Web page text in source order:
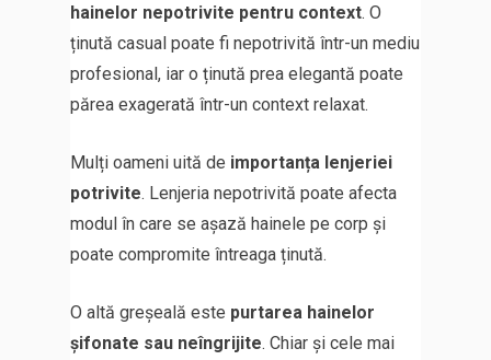
hainelor nepotrivite pentru context. O
ținută casual poate fi nepotrivită într-un mediu
profesional, iar o ținută prea elegantă poate
părea exagerată într-un context relaxat.
Mulți oameni uită de importanța lenjeriei
potrivite. Lenjeria nepotrivită poate afecta
modul în care se așază hainele pe corp și
poate compromite întreaga ținută.
O altă greșeală este purtarea hainelor
șifonate sau neîngrijite. Chiar și cele mai